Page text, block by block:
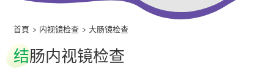
首頁 > 内视镜检查 > 大肠镜检查
结肠内视镜检查